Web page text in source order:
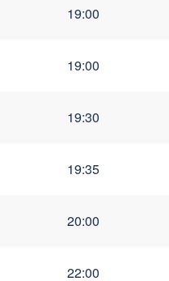
19:00
19:00
19:30
19:35
20:00
22:00